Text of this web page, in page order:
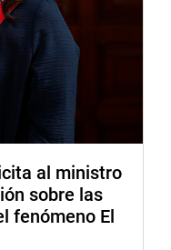
al ministro
sobre las
fenómeno El